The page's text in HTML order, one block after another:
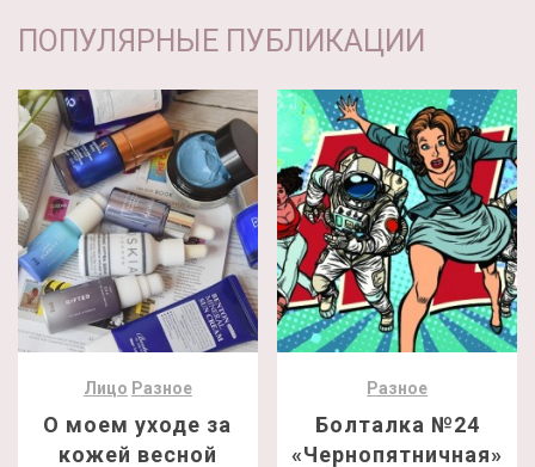
ПОПУЛЯРНЫЕ ПУБЛИКАЦИИ
Лицо Разное
О моем уходе за
кожей весной
Разное
Болталка №24
«Чернопятничная»